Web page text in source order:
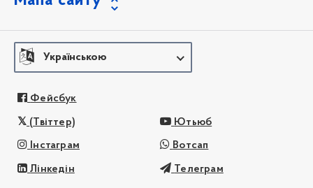
Українською
Фейсбук
(Твіттер) Ютьюб
Інстаграм Вотсап
Лінкедін Телеграм